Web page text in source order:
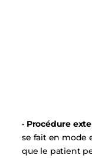
• Procédure
se fait en mode
que le patient